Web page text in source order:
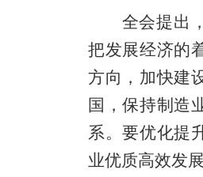
全会提出，
把发展经济的
方向，加快建
国，保持制造
系。要优化提
业优质高效发